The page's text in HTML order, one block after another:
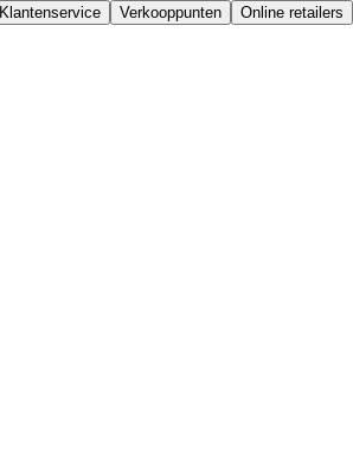
Klantenservice Verkooppunten Online retailers